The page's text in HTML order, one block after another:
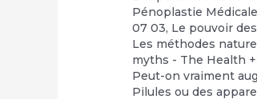
Pénoplastie
07 03, Le pouvoir
Les méthodes
myths - The Health
Peut-on vraiment
Pilules ou des